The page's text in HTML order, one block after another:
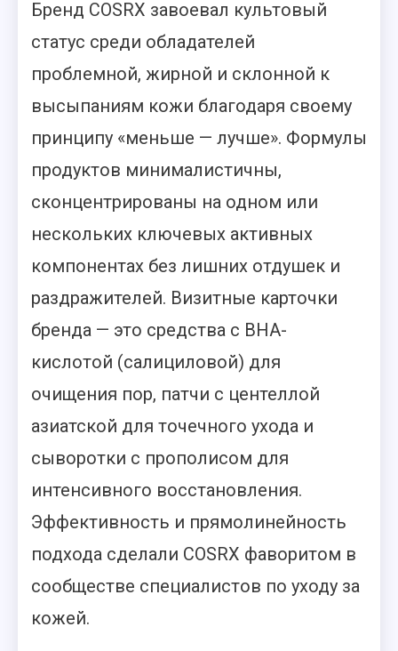
Бренд COSRX завоевал культовый
статус среди обладателей
проблемной, жирной и склонной к
высыпаниям кожи благодаря своему
принципу «меньше — лучше». Формулы
продуктов минималистичны,
сконцентрированы на одном или
нескольких ключевых активных
компонентах без лишних отдушек и
раздражителей. Визитные карточки
бренда — это средства с BHA-
кислотой (салициловой) для
очищения пор, патчи с центеллой
азиатской для точечного ухода и
сыворотки с прополисом для
интенсивного восстановления.
Эффективность и прямолинейность
подхода сделали COSRX фаворитом в
сообществе специалистов по уходу за
кожей.